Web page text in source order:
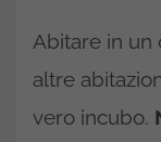
Abitare in un
altre
vero incubo.